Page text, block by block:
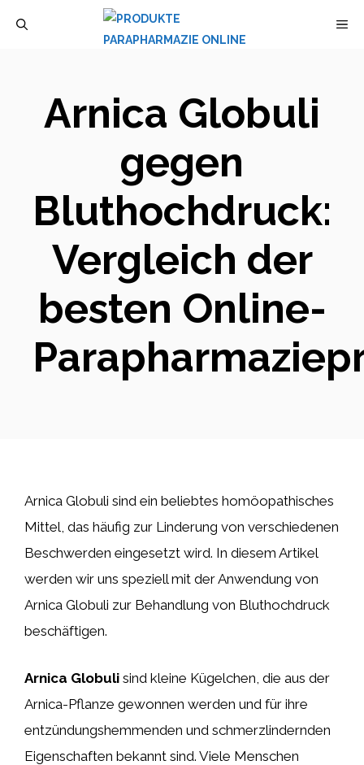
Arnica Globuli
gegen
Bluthochdruck:
Vergleich der
besten Online-
Arnica Globuli sind ein beliebtes homöopathisches
Mittel, das häufig zur Linderung von verschiedenen
Beschwerden eingesetzt wird. In diesem Artikel
werden wir uns speziell mit der Anwendung von
Arnica Globuli zur Behandlung von Bluthochdruck
beschäftigen.
Arnica Globuli sind kleine Kügelchen, die aus der
Arnica-Pflanze gewonnen werden und für ihre
entzündungshemmenden und schmerzlindernden
Eigenschaften bekannt sind. Viele Menschen